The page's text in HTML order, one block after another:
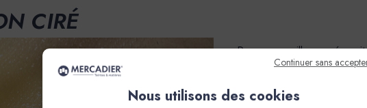
CIRÉ
Pour une meilleure
privilégier un entretien
proposons une gamme
Continuer sans
Nous utilisons des cookies